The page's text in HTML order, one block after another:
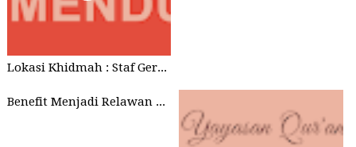
Lokasi Khidmah : Staf Gerakan Indonesia Mendunia (Cirebon dan Jakarta)
Benefit Menjadi Relawan Qur'an Anamfal (VQA)